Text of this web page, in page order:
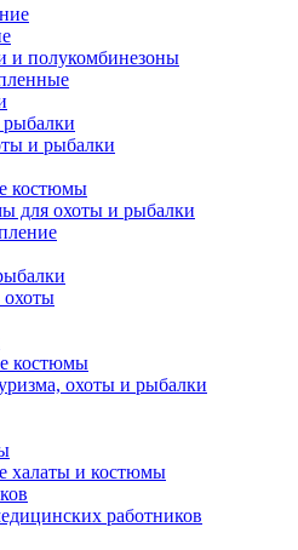
и полукомбинезоны
и рыбалки
костюмы
для охоты и рыбалки
охоты
костюмы
охоты и рыбалки
халаты и костюмы
работников